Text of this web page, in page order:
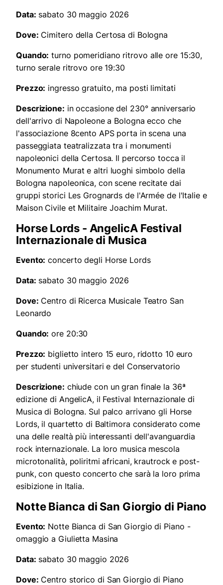
Data: sabato 30 maggio 2026
Dove: Cimitero della Certosa di Bologna
Quando: turno pomeridiano ritrovo alle ore 15:30,
turno serale ritrovo ore 19:30
Prezzo: ingresso gratuito, ma posti limitati
Descrizione: in occasione del 230° anniversario
dell'arrivo di Napoleone a Bologna ecco che
l'associazione 8cento APS porta in scena una
passeggiata teatralizzata tra i monumenti
napoleonici della Certosa. Il percorso tocca il
Monumento Murat e altri luoghi simbolo della
Bologna napoleonica, con scene recitate dai
gruppi storici Les Grognards de l'Armée de l'Italie e
Maison Civile et Militaire Joachim Murat.
Horse Lords - AngelicA Festival
Internazionale di Musica
Evento: concerto degli Horse Lords
Data: sabato 30 maggio 2026
Dove: Centro di Ricerca Musicale Teatro San
Leonardo
Quando: ore 20:30
Prezzo: biglietto intero 15 euro, ridotto 10 euro
per studenti universitari e del Conservatorio
Descrizione: chiude con un gran finale la 36ª
edizione di AngelicA, il Festival Internazionale di
Musica di Bologna. Sul palco arrivano gli Horse
Lords, il quartetto di Baltimora considerato come
una delle realtà più interessanti dell'avanguardia
rock internazionale. La loro musica mescola
microtonalità, poliritmi africani, krautrock e post-
punk, con questo concerto che sarà la loro prima
esibizione in Italia.
Notte Bianca di San Giorgio di Piano
Evento: Notte Bianca di San Giorgio di Piano -
omaggio a Giulietta Masina
Data: sabato 30 maggio 2026
Dove: Centro storico di San Giorgio di Piano